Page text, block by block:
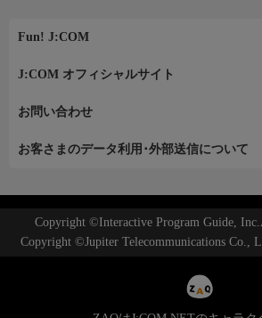
Fun! J:COM
J:COM オフィシャルサイト
お問い合わせ
お客さまのデータ利用･外部送信について
Copyright ©Interactive Program Guide,
Copyright ©Jupiter Telecommunications Co.,